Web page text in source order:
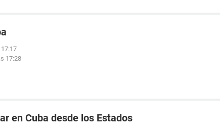
17:28
en Cuba desde los Estados